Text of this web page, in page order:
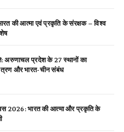
की आत्मा एवं प्रकृति के संरक्षक – विश्व
अरुणाचल प्रदेश के 27 स्थानों का
और भारत-चीन संबंध
2026: भारत की आत्मा और प्रकृति के